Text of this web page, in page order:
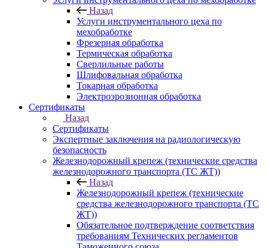
Назад
Услуги инструментального цеха по
мехобработке
Фрезерная обработка
Термическая обработка
Сверлильные работы
Шлифовальная обработка
Токарная обработка
Электроэрозионная обработка
Сертификаты
Назад
Сертификаты
Экспертные заключения на радиологическую
безопасность
Железнодорожный крепеж (технические средства
железнодорожного транспорта (ТС ЖТ))
Назад
Железнодорожный крепеж (технические
средства железнодорожного транспорта (ТС
ЖТ))
Обязательное подтверждение соответствия
требованиям Технических регламентов